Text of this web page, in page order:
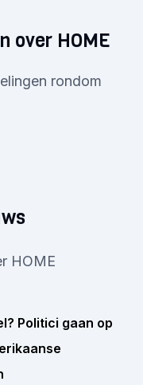
over HOME
rondom
HOME
Politici gaan op